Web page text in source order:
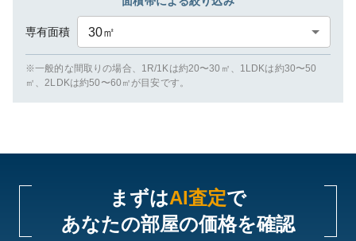
専有面積 30㎡
※一般的な間取りの場合、1R/1Kは約20〜30㎡、1LDKは約30〜50
㎡、2LDKは約50〜60㎡が目安です。
まずはAI査定で
あなたの部屋の価格を確認